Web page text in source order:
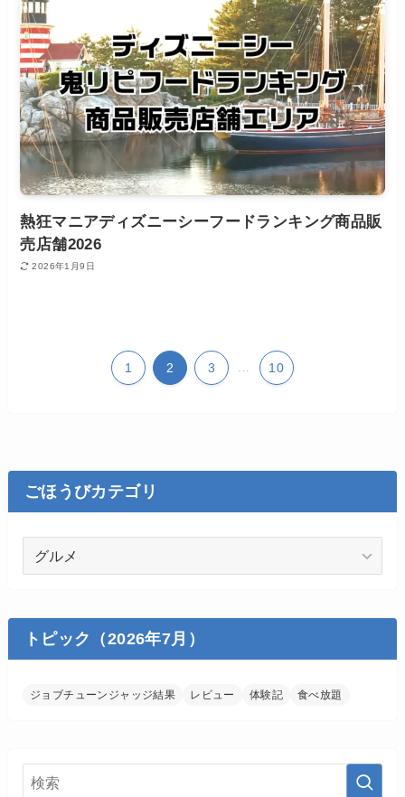
熱狂マニアディズニーシーフードランキング商品販
売店舗2026
2026年1月9日
1 2 3 ... 10
ごほうびカテゴリ
び
カ
テ
リ
トピック（2026年7月）
ジョブチューンジャッジ結果 レビュー 体験記 食べ放題